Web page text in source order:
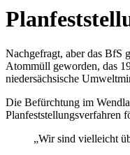
Nachgefragt, aber das BfS
Atommüll geworden, das
niedersächsische
Die Befürchtung im
Planfeststellungsverfahren
„Wir sind vielleicht